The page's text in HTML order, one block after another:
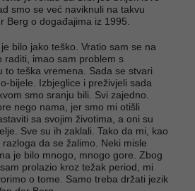
smo se već naviknuli na takvu
Berg o događajima iz 1995.
bilo jako teško. Vratio sam se na
raditi, imao sam problem s
to teška vremena. Sada se stvari
bijele. Izbjeglice i preživjeli sada
smo sranju bili. Svi zajedno.
nego nama, jer smo mi otišli
sa svojim životima, a oni su
Sve su ih zaklali. Tako da mi, kao
da se žalimo. Neki misle
je bilo mnogo, mnogo gore. Zbog
prolazio kroz težak period, mi
o tome. Samo treba držati jezik